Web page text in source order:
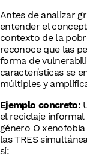
Antes de analizar
entender el
contexto de la
reconoce que las
forma de
características se
múltiples y
Ejemplo concreto:
el reciclaje
género O
las TRES
sí: